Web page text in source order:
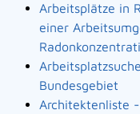
Arbeitsplätze in
einer
Bundesgebiet
Architektenliste